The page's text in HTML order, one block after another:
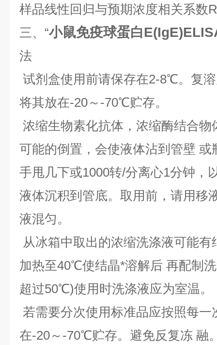
样品线性回归与预期浓度相关系数R
三、“小鼠免疫球蛋白
法
试剂盒使用前请保存在2-8℃。复
将其放在-20～-70℃贮存。
浓缩生物素化抗体，浓缩酶结合
可能的倒置，会使液体沾到管壁
手甩几下或1000转/分离心1分钟，
液体沉积到管底。取用前，请用移
液混匀。
从冰箱中取出的浓缩洗涤液可能
加热至40℃使结晶*溶解后 再配制
超过50℃)使用时洗涤液应为室
若需要分次使用标准品应按照每一
在-20～-70℃贮存。避免反复冻